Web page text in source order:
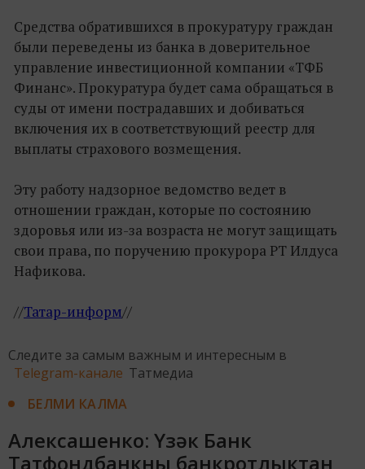
Средства обратившихся в прокуратуру граждан
были переведены из банка в доверительное
управление инвестиционной компании «ТФБ
Финанс». Прокуратура будет сама обращаться в
суды от имени пострадавших и добиваться
включения их в соответствующий реестр для
выплаты страхового возмещения.
Эту работу надзорное ведомство ведет в
отношении граждан, которые по состоянию
здоровья или из-за возраста не могут защищать
свои права, по поручению прокурора РТ Илдуса
Нафикова.
//Татар-информ//
Следите за самым важным и интересным в
Telegram-канале Татмедиа
БЕЛМИ КАЛМА
Алексашенко: Үзәк Банк
Татфондбанкны банкротлыктан